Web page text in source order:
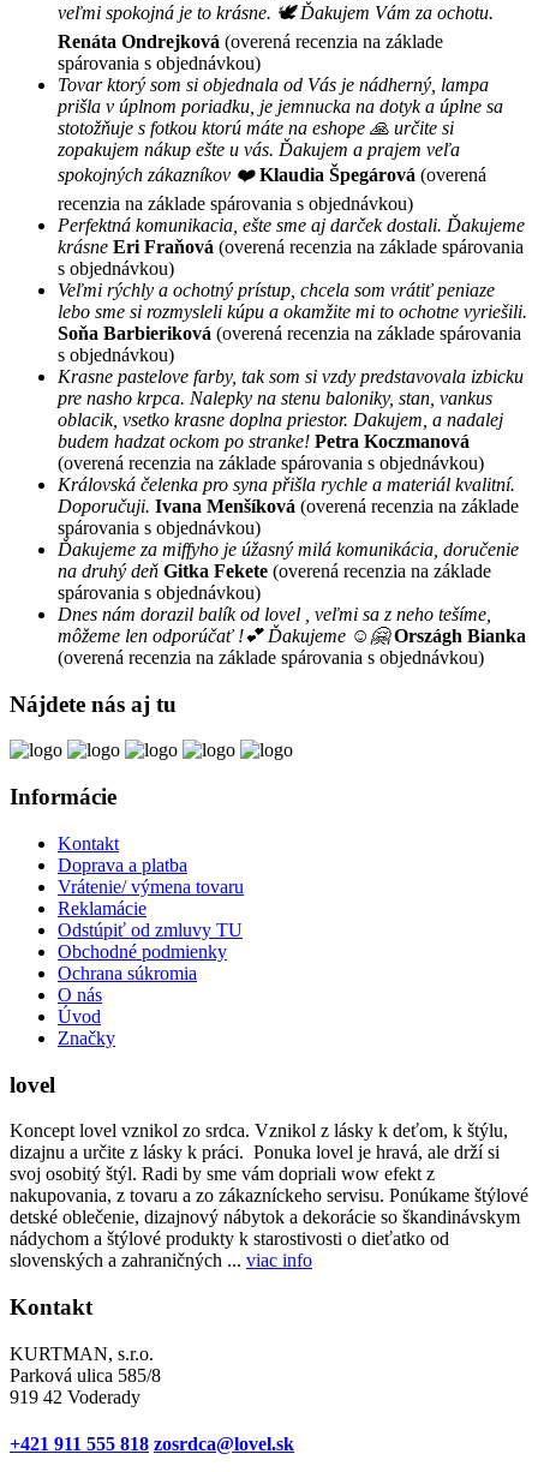
veľmi spokojná je to krásne. 🕊 Ďakujem Vám za ochotu.
Renáta Ondrejková (overená recenzia na základe
spárovania s objednávkou)
Tovar ktorý som si objednala od Vás je nádherný, lampa
prišla v úplnom poriadku, je jemnucka na dotyk a úplne sa
stotožňuje s fotkou ktorú máte na eshope 🙏 určite si
zopakujem nákup ešte u vás. Ďakujem a prajem veľa
spokojných zákazníkov ❤️ Klaudia Špegárová (overená
recenzia na základe spárovania s objednávkou)
Perfektná komunikacia, ešte sme aj darček dostali. Ďakujeme
krásne Eri Fraňová (overená recenzia na základe spárovania
s objednávkou)
Veľmi rýchly a ochotný prístup, chcela som vrátiť peniaze
lebo sme si rozmysleli kúpu a okamžite mi to ochotne vyriešili.
Soňa Barbieriková (overená recenzia na základe spárovania
s objednávkou)
Krasne pastelove farby, tak som si vzdy predstavovala izbicku
pre nasho krpca. Nalepky na stenu baloniky, stan, vankus
oblacik, vsetko krasne doplna priestor. Dakujem, a nadalej
budem hadzat ockom po stranke! Petra Koczmanová
(overená recenzia na základe spárovania s objednávkou)
Královská čelenka pro syna přišla rychle a materiál kvalitní.
Doporučuji. Ivana Menšíková (overená recenzia na základe
spárovania s objednávkou)
Ďakujeme za miffyho je úžasný milá komunikácia, doručenie
na druhý deň Gitka Fekete (overená recenzia na základe
spárovania s objednávkou)
Dnes nám dorazil balík od lovel , veľmi sa z neho tešíme,
môžeme len odporúčať !💕 Ďakujeme ☺️🤗 Országh Bianka
(overená recenzia na základe spárovania s objednávkou)
Nájdete nás aj tu
Informácie
Kontakt
Doprava a platba
Vrátenie/ výmena tovaru
Reklamácie
Odstúpiť od zmluvy TU
Obchodné podmienky
Ochrana súkromia
O nás
Úvod
Značky
lovel
Koncept lovel vznikol zo srdca. Vznikol z lásky k deťom, k štýlu,
dizajnu a určite z lásky k práci. Ponuka lovel je hravá, ale drží si
svoj osobitý štýl. Radi by sme vám dopriali wow efekt z
nakupovania, z tovaru a zo zákazníckeho servisu. Ponúkame štýlové
detské oblečenie, dizajnový nábytok a dekorácie so škandinávskym
nádychom a štýlové produkty k starostivosti o dieťatko od
slovenských a zahraničných ... viac info
Kontakt
KURTMAN, s.r.o.
Parková ulica 585/8
919 42 Voderady
+421 911 555 818 zosrdca@lovel.sk